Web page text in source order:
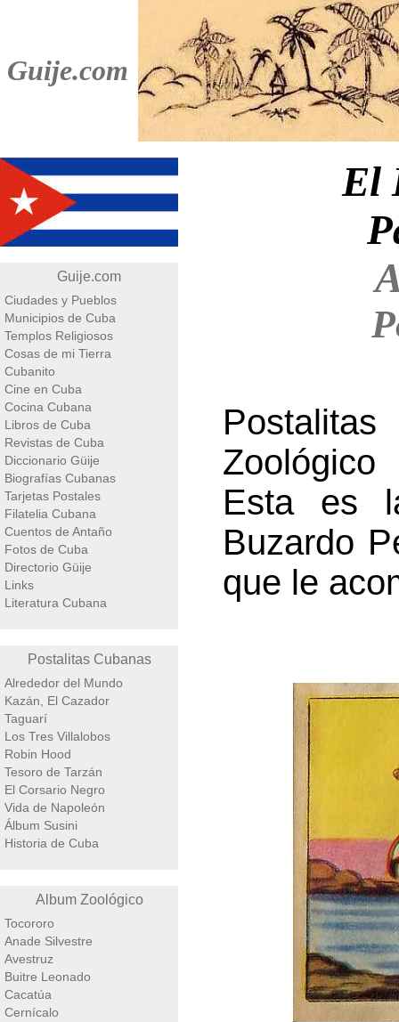
Guije.com
Guije.com
Ciudades y Pueblos
Municipios de Cuba
Templos Religiosos
Cosas de mi Tierra
Cubanito
Cine en Cuba
Cocina Cubana
Libros de Cuba
Revistas de Cuba
Diccionario Güije
Biografías Cubanas
Tarjetas Postales
Filatelia Cubana
Cuentos de Antaño
Fotos de Cuba
Directorio Güije
Links
Literatura Cubana
Postalitas Cubanas
Alrededor del Mundo
Kazán, El Cazador
Taguarí
Los Tres Villalobos
Robin Hood
Tesoro de Tarzán
El Corsario Negro
Vida de Napoleón
Álbum Susini
Historia de Cuba
Album Zoológico
Tocororo
Anade Silvestre
Avestruz
Buitre Leonado
Cacatúa
Cernícalo
El
Esta es
Buzardo
que le